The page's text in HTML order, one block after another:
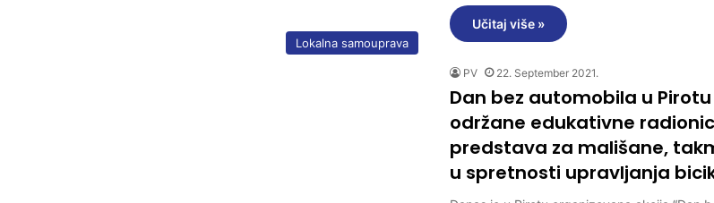
Učitaj više »
Lokalna samouprava
PV 22. September 2021.
Dan bez automobila u
održane edukativne
predstava za mališane,
u spretnosti upravljanja